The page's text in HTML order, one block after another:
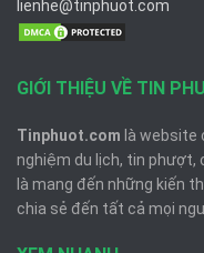
lienhe@tinphuot.com
GIỚI THIỆU VỀ TIN
Tinphuot.com là website
nghiệm du lịch, tin phượt,
là mang đến những kiến
chia sẻ đến tất cả mọi